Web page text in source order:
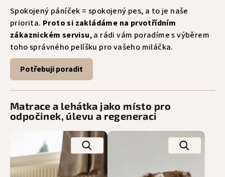
Spokojený páníček = spokojený pes, a to je naše
priorita. Proto si zakládáme na prvotřídním
zákaznickém servisu, a rádi vám poradíme s výběrem
toho správného pelíšku pro vašeho miláčka.
Potřebuji poradit
Matrace a lehátka jako místo pro
odpočinek, úlevu a regeneraci